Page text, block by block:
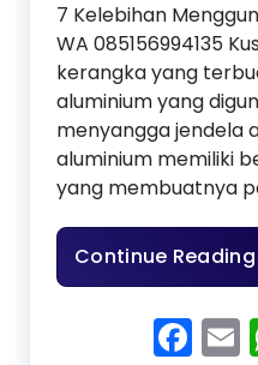
7 Kelebihan
WA 085156994135
kerangka yang
aluminium yang
menyangga jendela
aluminium memiliki
yang membuatnya
Continue Reading